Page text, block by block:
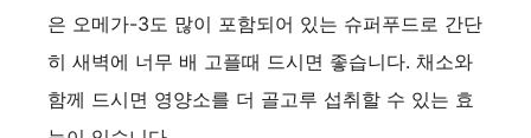
은 오메가-3도 많이 포함되어 있는 슈퍼푸드로 간단
히 새벽에 너무 배 고플때 드시면 좋습니다. 채소와
함께 드시면 영양소를 더 골고루 섭취할 수 있는 효